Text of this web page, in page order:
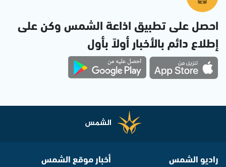
احصل على تطبيق اذاعة الشمس وكن على
إطلاع دائم بالأخبار أولاً بأول
راديو الشمس أخبار موقع الشمس